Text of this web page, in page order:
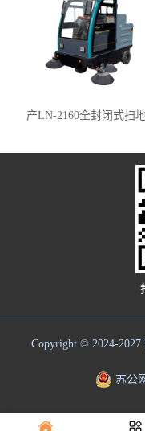
产LN-2160全封闭式扫
Copyright © 2024-
苏公